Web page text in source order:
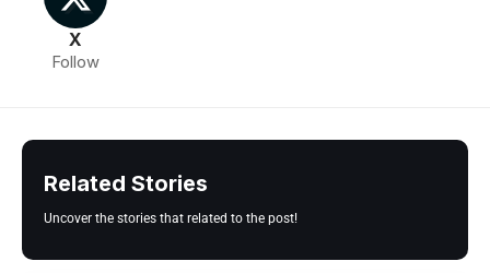
X
Follow
Related Stories
Uncover the stories that related to the post!